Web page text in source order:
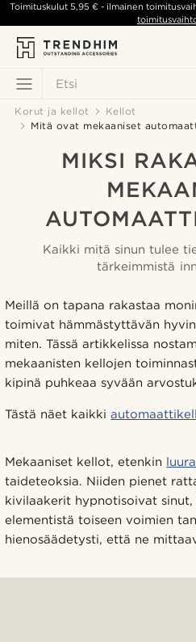
Etsi
Toimituskulut5,95 € - ilmainen
Korut ja kellot
Kellot
Mitä ovat mekaaniset
MIKSI
Kaikki mitä sinun tulee
tärkeimmistä
Meillä on tapana rakastaa
toimivat hämmästyttävän
miten. Tässä artikkelissa
mekaanisten kellojen
kipinä puhkeaa syvään
Tästä näet kaikki
Mekaaniset kellot, etenkin
taideteoksia. Niiden pienet
kivilaakerit hypnotisoivat
elementistä toiseen voimien
hienosäädetysti, että ne